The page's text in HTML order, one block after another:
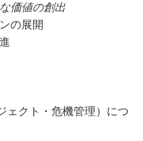
価値の創出
の展開
クト・危機管理）につ